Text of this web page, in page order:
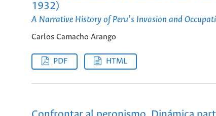
1932)
A Narrative History of Peru’s Invasion and
Carlos Camacho Arango
PDF HTML